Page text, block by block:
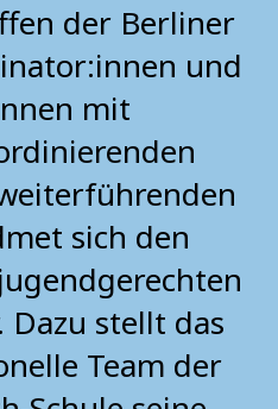
der Berliner
und
mit
sich den
Dazu stellt das
Team der